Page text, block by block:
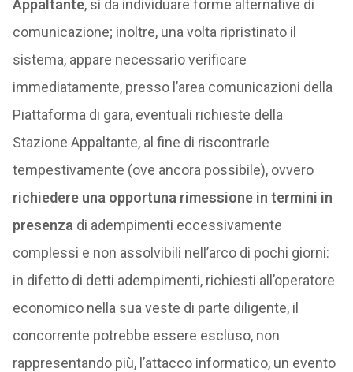
Appaltante, sì da individuare forme alternative di
comunicazione; inoltre, una volta ripristinato il
sistema, appare necessario verificare
immediatamente, presso l’area comunicazioni della
Piattaforma di gara, eventuali richieste della
Stazione Appaltante, al fine di riscontrarle
tempestivamente (ove ancora possibile), ovvero
richiedere una opportuna rimessione in termini in
presenza di adempimenti eccessivamente
complessi e non assolvibili nell’arco di pochi giorni:
in difetto di detti adempimenti, richiesti all’operatore
economico nella sua veste di parte diligente, il
concorrente potrebbe essere escluso, non
rappresentando più, l’attacco informatico, un evento